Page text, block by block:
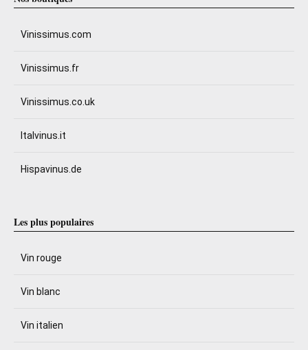
Vinissimus.com
Vinissimus.fr
Vinissimus.co.uk
Italvinus.it
Hispavinus.de
Les plus populaires
Vin rouge
Vin blanc
Vin italien